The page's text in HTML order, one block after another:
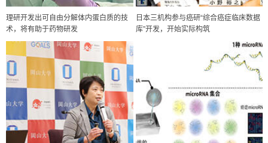
理研开发出可自由分解体内蛋白质的技
术，将有助于药物研发
日本三机构参与癌研“综合癌症临床数据
库”开发，开始实际构筑
政策